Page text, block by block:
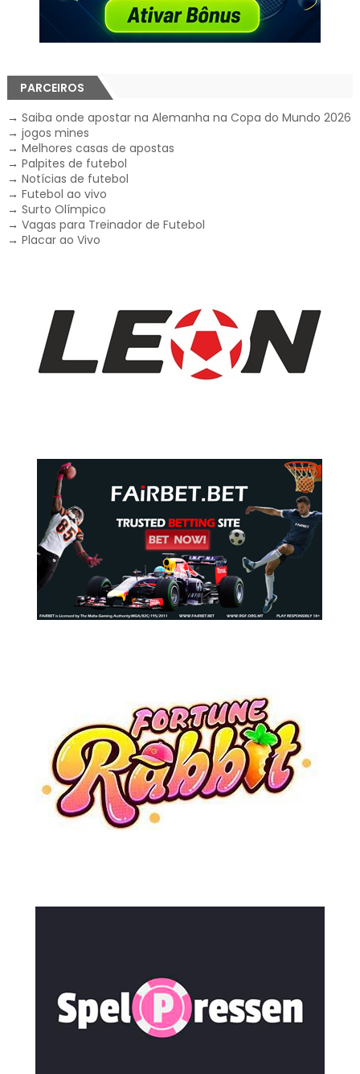
PARCEIROS
→ Saiba onde apostar na Alemanha na Copa do Mundo 2026
→ jogos mines
→ Melhores casas de apostas
→ Palpites de futebol
→ Notícias de futebol
→ Futebol ao vivo
→ Surto Olímpico
→ Vagas para Treinador de Futebol
→ Placar ao Vivo